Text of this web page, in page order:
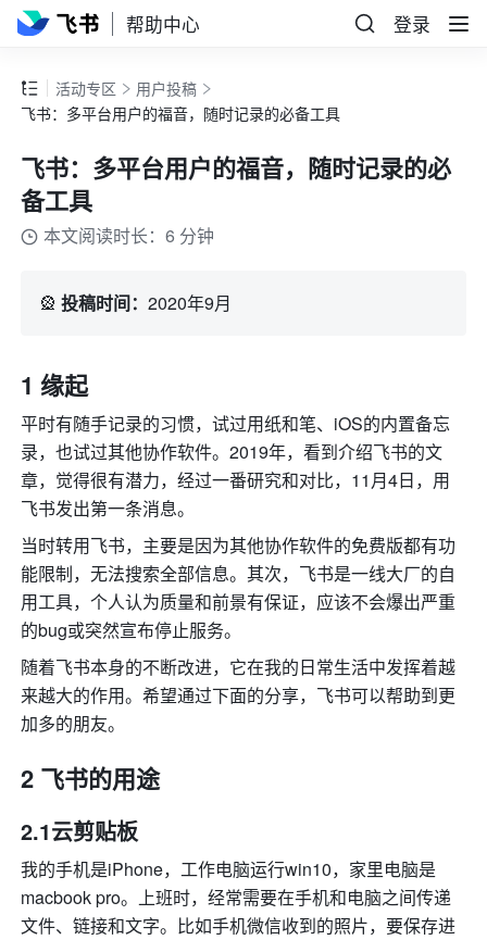
帮助中心 登录
活动专区
用户投稿
飞书：多平台用户的福音，随时记录的必备工具
飞书：多平台用户的福音，随时记录的必
备工具
本文阅读时长：6 分钟
🎡 投稿时间：2020年9月
1 缘起
平时有随手记录的习惯，试过用纸和笔、iOS的内置备忘
录，也试过其他协作软件。2019年，看到介绍飞书的文
章，觉得很有潜力，经过一番研究和对比，11月4日，用
飞书发出第一条消息。
当时转用飞书，主要是因为其他协作软件的免费版都有功
能限制，无法搜索全部信息。其次，飞书是一线大厂的自
用工具，个人认为质量和前景有保证，应该不会爆出严重
的bug或突然宣布停止服务。
随着飞书本身的不断改进，它在我的日常生活中发挥着越
来越大的作用。希望通过下面的分享，飞书可以帮助到更
加多的朋友。
2 飞书的用途
2.1云剪贴板
我的手机是iPhone，工作电脑运行win10，家里电脑是
macbook pro。上班时，经常需要在手机和电脑之间传递
文件、链接和文字。比如手机微信收到的照片，要保存进